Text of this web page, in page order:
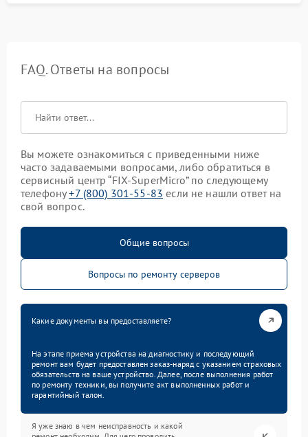
FAQ. Ответы на вопросы
Вы можете ознакомиться с приведенными ниже
часто задаваемыми вопросами, либо обратиться в
сервисный центр “FIX-SuperMicro” по следующему
телефону+7 (800) 301-55-83 если не нашли ответ на
свой вопрос.
Общие вопросы
Вопросы по ремонту серверов
Какие документы вы предоставляете?
На этапе приема устройства на диагностику и последующий
ремонт вам будет предоставлен заказ-наряд с указанием страховых
обязательств на ваше устройство. Далее, после выполнения работ
по ремонту техники, вы получите акт выполненных работ и
гарантийный талон.
Я уже знаю в чем неисправность и какой